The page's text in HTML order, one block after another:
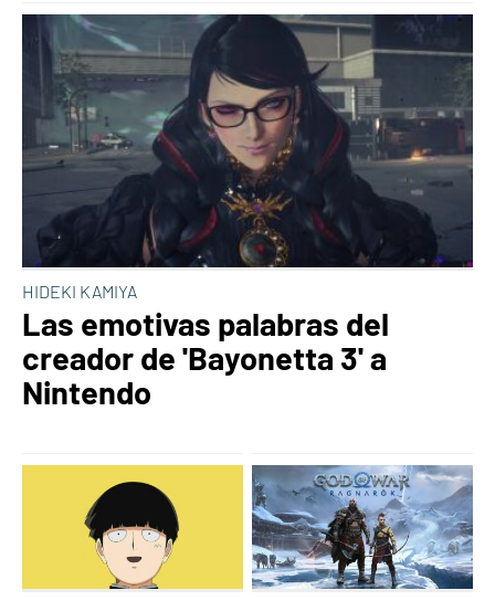
HIDEKI KAMIYA
Las emotivas palabras del
creador de 'Bayonetta 3' a
Nintendo